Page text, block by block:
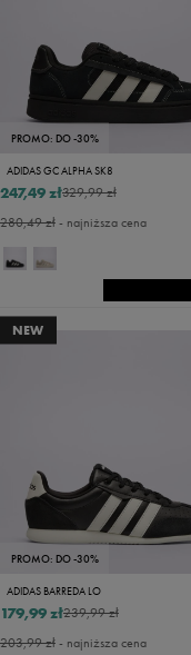
PROMO: DO -30%
ADIDAS GC ALPHA SK8
329,99 zł
247,49 zł
280,49 zł- najniższa cena
NEW
PROMO: DO -30%
ADIDAS BARREDA LO
239,99 zł
179,99 zł
203,99 zł- najniższa cena